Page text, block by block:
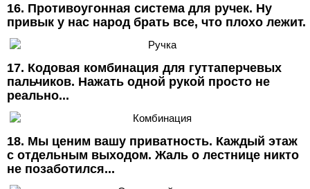
16. Противоугонная система для ручек. Ну
привык у нас народ брать все, что плохо лежит.
17. Кодовая комбинация для гуттаперчевых
пальчиков. Нажать одной рукой просто не
реально...
18. Мы ценим вашу приватность. Каждый этаж
с отдельным выходом. Жаль о лестнице никто
не позаботился...